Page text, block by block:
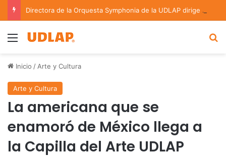
Directora de la Orquesta Symphonia de la UDLAP dirige agrupaciones de talla nacional e internacional
Menu
Inicio / Arte y Cultura
Arte y Cultura
La americana que se
enamoró de México llega a
la Capilla del Arte UDLAP